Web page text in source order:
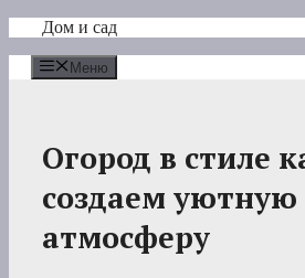
Перейти
содержимому
Дом и сад
Меню
Огород в стиле
создаем уютную
атмосферу